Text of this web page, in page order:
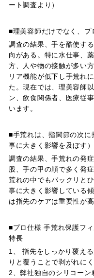
ート調査より）
■理美容師だけでなく、プ
調査の結果、手を酷使す
向がある。特に水仕事、
方、人や物の接触が多い
リア機能が低下し手荒れ
た。現在では、理美容師
ン、飲食関係者、医療従
います。
■手荒れは、指関節の次
事に大きく影響を及ぼす）
調査の結果、手荒れの発
股、手の甲の順で多く発
荒れの中でもパックリと
事に大きく影響している
は指先のケアは重要性が
■プロ仕様 手荒れ保護フ
特長
1、 指先をしっかり覆え
りと覆うことで剥がれにく
2、弊社独自のシリコー